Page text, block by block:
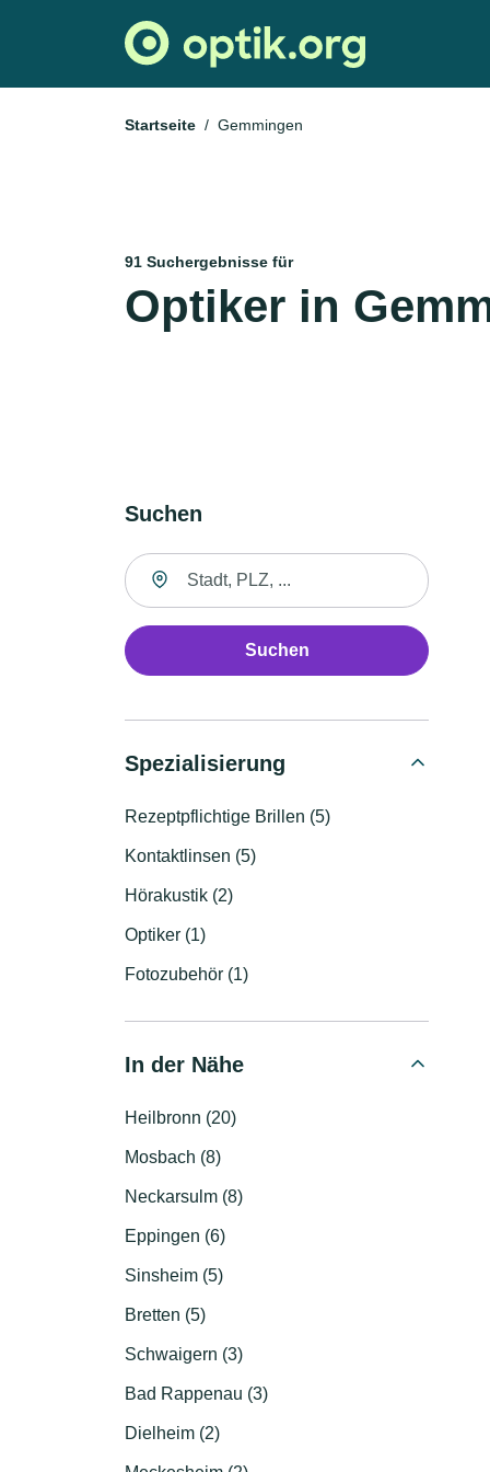
Startseite Gemmingen
91 Suchergebnisse für
Optiker in
Suchen
Suche nach Ort
Suchen
Spezialisierung
Rezeptpflichtige Brillen (5)
Kontaktlinsen (5)
Hörakustik (2)
Optiker (1)
Fotozubehör (1)
In der Nähe
Heilbronn (20)
Mosbach (8)
Neckarsulm (8)
Eppingen (6)
Sinsheim (5)
Bretten (5)
Schwaigern (3)
Bad Rappenau (3)
Dielheim (2)